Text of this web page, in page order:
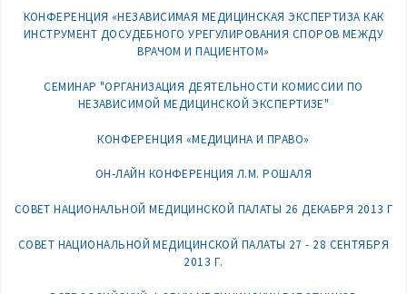
КОНФЕРЕНЦИЯ «НЕЗАВИСИМАЯ МЕДИЦИНСКАЯ ЭКСПЕРТИЗА КАК
ИНСТРУМЕНТ ДОСУДЕБНОГО УРЕГУЛИРОВАНИЯ СПОРОВ МЕЖДУ
ВРАЧОМ И ПАЦИЕНТОМ»
СЕМИНАР "ОРГАНИЗАЦИЯ ДЕЯТЕЛЬНОСТИ КОМИССИИ ПО
НЕЗАВИСИМОЙ МЕДИЦИНСКОЙ ЭКСПЕРТИЗЕ"
КОНФЕРЕНЦИЯ «МЕДИЦИНА И ПРАВО»
ОН-ЛАЙН КОНФЕРЕНЦИЯ Л.М. РОШАЛЯ
СОВЕТ НАЦИОНАЛЬНОЙ МЕДИЦИНСКОЙ ПАЛАТЫ 26 ДЕКАБРЯ 2013 Г
СОВЕТ НАЦИОНАЛЬНОЙ МЕДИЦИНСКОЙ ПАЛАТЫ 27 - 28 СЕНТЯБРЯ
2013 Г.